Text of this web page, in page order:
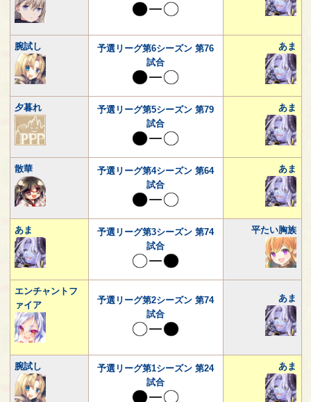
腕試し
予選リーグ第6シーズン 第76
試合
あま
夕暮れ
予選リーグ第5シーズン 第79
試合
あま
散華
予選リーグ第4シーズン 第64
試合
あま
あま
予選リーグ第3シーズン 第74
試合
平たい胸族
エンチャントフ
ァイア
予選リーグ第2シーズン 第74
試合
あま
腕試し
予選リーグ第1シーズン 第24
試合
あま